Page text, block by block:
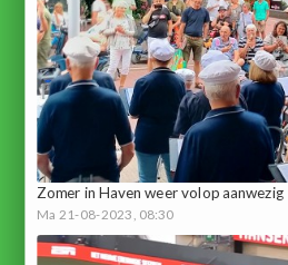
Zomer in Haven weer volop aanwezig
Ma 21-08-2023, 08:30